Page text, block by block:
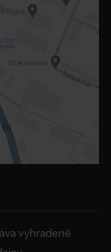
vyhradené